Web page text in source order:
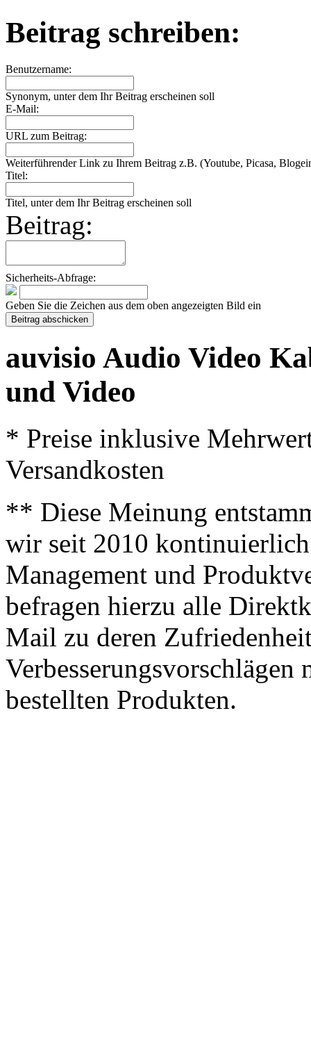
Beitrag schreiben:
Benutzername:
Synonym, unter dem Ihr Beitrag erscheinen soll
E-Mail:
URL zum Beitrag:
Weiterführender Link zu Ihrem Beitrag z.B. (Youtube, Picasa,
Titel:
Titel, unter dem Ihr Beitrag erscheinen soll
Beitrag:
Sicherheits-Abfrage:
Geben Sie die Zeichen aus dem oben angezeigten Bild ein
auvisio Audio Video
und Video
* Preise inklusive
Versandkosten
** Diese Meinung
wir seit 2010
Management und
befragen hierzu alle
Mail zu deren
bestellten Produkten.